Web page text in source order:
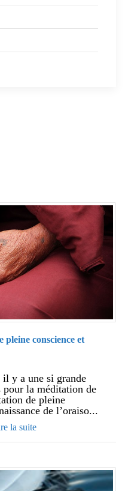
conscience et
il y a une si grande
pour la méditation de
de pleine
de l’oraiso...
la suite